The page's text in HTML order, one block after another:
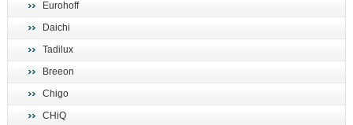
Eurohoff
Daichi
Tadilux
Breeon
Chigo
CHiQ